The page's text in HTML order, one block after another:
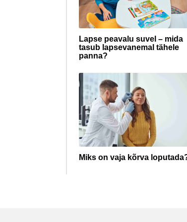
Lapse peavalu suvel – mida
tasub lapsevanemal tähele
panna?
Miks on vaja kõrva